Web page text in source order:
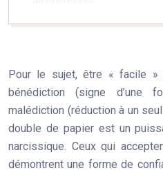
Pour le sujet, être « facile »
bénédiction (signe d’une
malédiction (réduction à un
double de papier est un
narcissique. Ceux qui
démontrent une forme de